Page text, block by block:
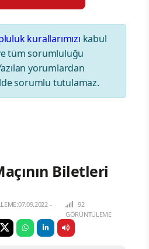
kurallarımızı kabul
tüm sorumluluğu
yorumlardan
sorumlu tutulamaz.
Biletleri
-
92
GÖRÜNTÜLEME